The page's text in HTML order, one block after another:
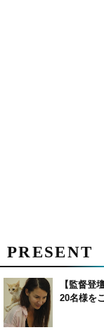
PRESENT
【監督登
20名様を